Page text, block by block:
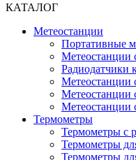
КАТАЛОГ
Метеостанции
Портативные
Метеостанции
Радиодатчики
Метеостанции
Метеостанции
Метеостанции
Термометры
Термометры с
Термометры
Термометры